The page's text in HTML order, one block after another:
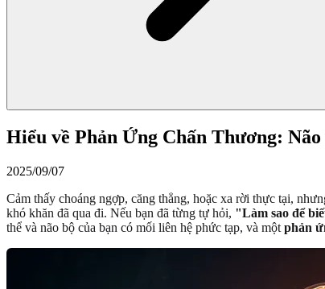
Hiểu về Phản Ứng Chấn Thương:
2025/09/07
Cảm thấy choáng ngợp, căng thẳng, hoặc xa rời thực tại,
khó khăn đã qua đi. Nếu bạn đã từng tự hỏi, "Làm sao để
thể và não bộ của bạn có mối liên hệ phức tạp, và một phản